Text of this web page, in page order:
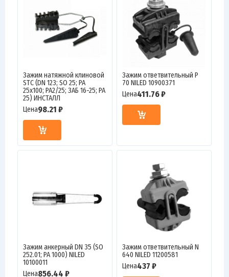
Зажим натяжной клиновой
STC (DN 123; SO 25; PA
25х100; PA2/25; ЗАБ 16-25; PA
25) ИНСТАЛЛ
Цена98.21 ₽
Зажим ответвительный P
70 NILED 10900371
Цена411.76 ₽
Зажим анкерный DN 35 (SO
252.01; PA 1000) NILED
10100011
Цена856.44 ₽
Зажим ответвительный N
640 NILED 11200581
Цена437 ₽